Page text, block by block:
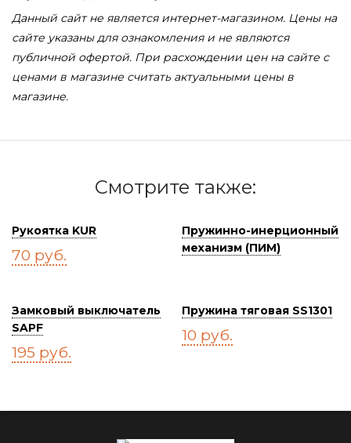
Данный сайт не является интернет-магазином. Цены на
сайте указаны для ознакомления и не являются
публичной офертой. При расхождении цен на сайте с
ценами в магазине считать актуальными цены в
магазине.
Смотрите также:
Рукоятка KUR
70 руб.
Пружинно-инерционный
механизм (ПИМ)
Замковый выключатель
SAPF
195 руб.
Пружина тяговая SS1301
10 руб.